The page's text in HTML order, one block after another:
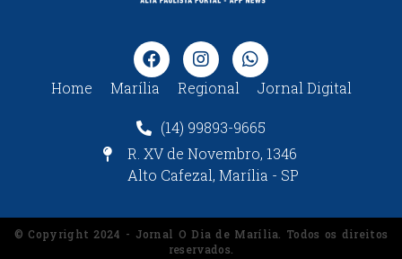
Home Marília Regional Jornal Digital
(14) 99893-9665
R. XV de Novembro, 1346
Alto Cafezal, Marília - SP
© Copyright 2024 - Jornal O Dia de Marília. Todos os direitos
reservados.